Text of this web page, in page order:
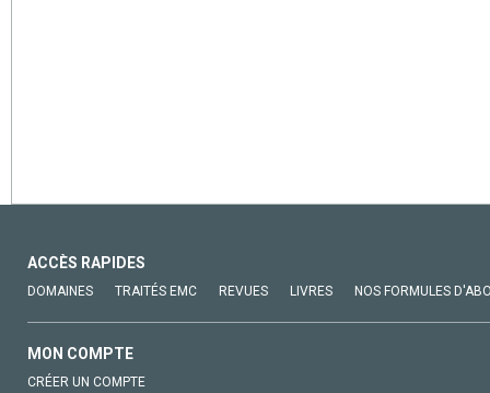
ACCÈS RAPIDES
DOMAINES TRAITÉS EMC REVUES LIVRES NOS FORMULES
MON COMPTE
CRÉER UN COMPTE